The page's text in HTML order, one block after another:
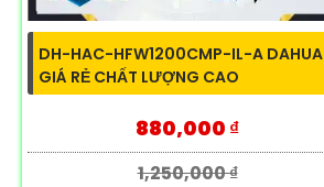
DH-HAC-HFW1200CMP-IL-A DAHUA
GIÁ RẺ CHẤT LƯỢNG CAO
880,000 ₫
1,250,000 ₫